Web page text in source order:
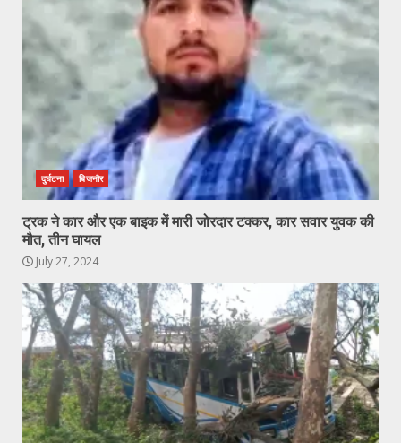
दुर्घटना बिजनौर
ट्रक ने कार और एक बाइक में मारी जोरदार टक्कर, कार सवार युवक की
मौत, तीन घायल
July 27, 2024